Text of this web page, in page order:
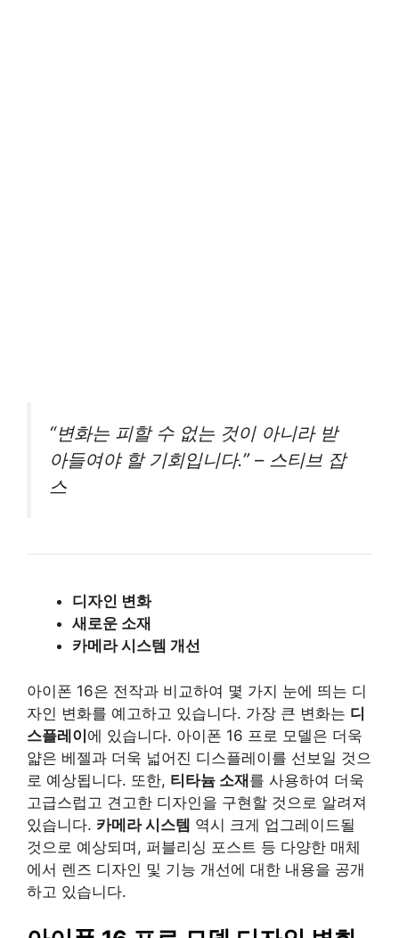
“변화는 피할 수 없는 것이 아니라 받
아들여야 할 기회입니다.” – 스티브 잡
스
디자인 변화
새로운 소재
카메라 시스템 개선
아이폰 16은 전작과 비교하여 몇 가지 눈에 띄는 디
자인 변화를 예고하고 있습니다. 가장 큰 변화는 디
스플레이에 있습니다. 아이폰 16 프로 모델은 더욱
얇은 베젤과 더욱 넓어진 디스플레이를 선보일 것으
로 예상됩니다. 또한, 티타늄 소재를 사용하여 더욱
고급스럽고 견고한 디자인을 구현할 것으로 알려져
있습니다. 카메라 시스템 역시 크게 업그레이드될
것으로 예상되며, 퍼블리싱 포스트 등 다양한 매체
에서 렌즈 디자인 및 기능 개선에 대한 내용을 공개
하고 있습니다.